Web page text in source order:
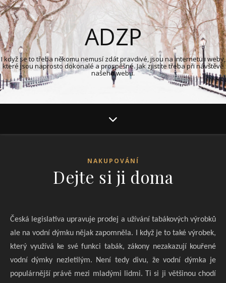
ADZP
I když se to třeba někomu nemusí zdát pravdivé, jsou na internetu i weby,
které jsou naprosto dokonalé a prospěšné. Jak zjistíte třeba při návštěvě
našeho webu.
NAKUPOVÁNÍ
Dejte si ji doma
Česká legislativa upravuje prodej a užívání tabákových výrobků
ale na vodní dýmku nějak zapomněla. I když je to také výrobek,
který využívá ke své funkci tabák, zákony nezakazují kouřené
vodní dýmky nezletilým. Není tedy divu, že vodní dýmka je
populárnější právě mezi mladými lidmi. Ti si ji většinou chodí